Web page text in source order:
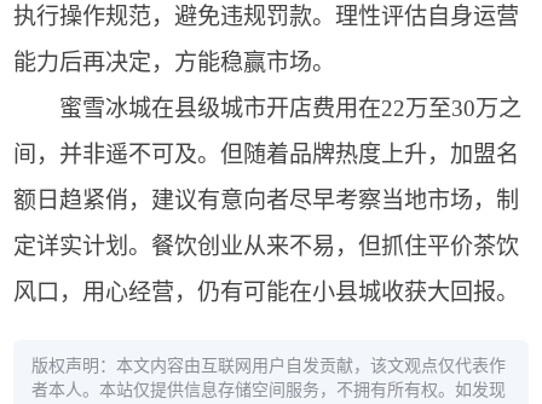
执行操作规范，避免违规罚款。理性评估自身运营
能力后再决定，方能稳赢市场。
蜜雪冰城在县级城市开店费用在22万至30万之
间，并非遥不可及。但随着品牌热度上升，加盟名
额日趋紧俏，建议有意向者尽早考察当地市场，制
定详实计划。餐饮创业从来不易，但抓住平价茶饮
风口，用心经营，仍有可能在小县城收获大回报。
版权声明：本文内容由互联网用户自发贡献，该文观点仅代表作
者本人。本站仅提供信息存储空间服务，不拥有所有权。如发现